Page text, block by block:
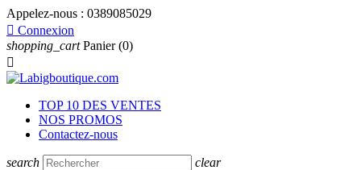
Appelez-nous : 0389085029
 Connexion
shopping_cart Panier (0)

TOP 10 DES VENTES
NOS PROMOS
Contactez-nous
search clear